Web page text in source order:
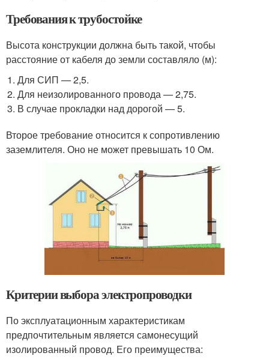
Требования к трубостойке
Высота конструкции должна быть такой, чтобы
расстояние от кабеля до земли составляло (м):
Для СИП — 2,5.
Для неизолированного провода — 2,75.
В случае прокладки над дорогой — 5.
Второе требование относится к сопротивлению
заземлителя. Оно не может превышать 10 Ом.
Критерии выбора электропроводки
По эксплуатационным характеристикам
предпочтительным является самонесущий
изолированный провод. Его преимущества: